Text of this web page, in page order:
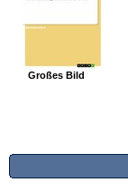
Großes Bild